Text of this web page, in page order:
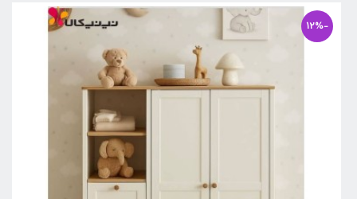
-12%